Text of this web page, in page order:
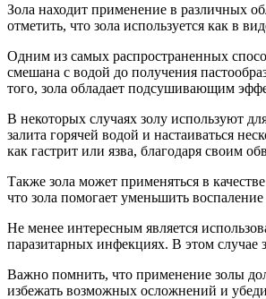
Зола находит применение в различных
отметить, что зола используется как в
Одним из самых распространенных
смешана с водой до получения
того, зола обладает подсушивающим
В некоторых случаях золу используют
залита горячей водой и настаиваться
как гастрит или язва, благодаря своим
Также зола может применяться в
что зола помогает уменьшить
Не менее интересным является
паразитарных инфекциях. В этом случае
Важно помнить, что применение золы
избежать возможных осложнений и